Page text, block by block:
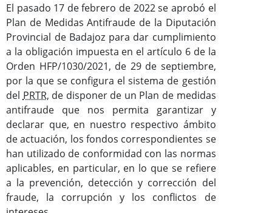
El pasado 17 de febrero de 2022 se aprobó el
Plan de Medidas Antifraude de la Diputación
Provincial de Badajoz para dar cumplimiento
a la obligación impuesta en el artículo 6 de la
Orden HFP/1030/2021, de 29 de septiembre,
por la que se configura el sistema de gestión
del PRTR, de disponer de un Plan de medidas
antifraude que nos permita garantizar y
declarar que, en nuestro respectivo ámbito
de actuación, los fondos correspondientes se
han utilizado de conformidad con las normas
aplicables, en particular, en lo que se refiere
a la prevención, detección y corrección del
fraude, la corrupción y los conflictos de